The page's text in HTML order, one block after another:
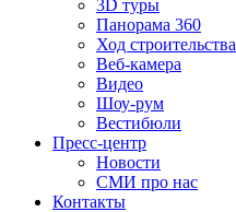
3D туры
Панорама 360
Ход строительства
Веб-камера
Видео
Шоу-рум
Вестибюли
Пресс-центр
Новости
СМИ про нас
Контакты